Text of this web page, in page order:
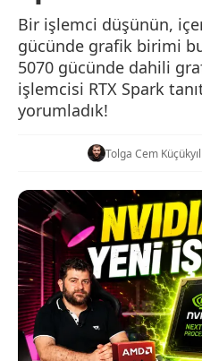
Bir işlemci düşünün,
gücünde grafik birimi
5070 gücünde dahili
işlemcisi RTX Spark
yorumladık!
Tolga Cem